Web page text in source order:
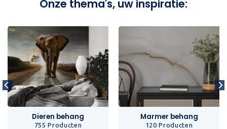
Onze thema's, uw inspiratie:
Dieren behang
755 Producten
Marmer behang
120 Producten